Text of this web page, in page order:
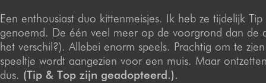
Een enthousiast duo kittenmeisjes. Ik heb ze tijdelijk Tip
genoemd. De één veel meer op de voorgrond dan de
het verschil?). Allebei enorm speels. Prachtig om te
speeltje wordt aangezien voor een muis. Maar
dus. (Tip & Top zijn geadopteerd.).